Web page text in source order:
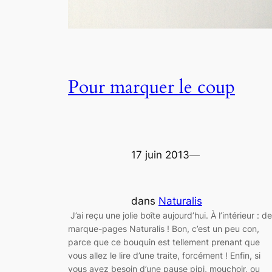
Pour marquer le coup
17 juin 2013—
dans Naturalis
J’ai reçu une jolie boîte aujourd’hui. À l’intérieur :
marque-pages Naturalis ! Bon, c’est un peu con,
parce que ce bouquin est tellement prenant que
vous allez le lire d’une traite, forcément ! Enfin, si
vous avez besoin d’une pause pipi, mouchoir, ou